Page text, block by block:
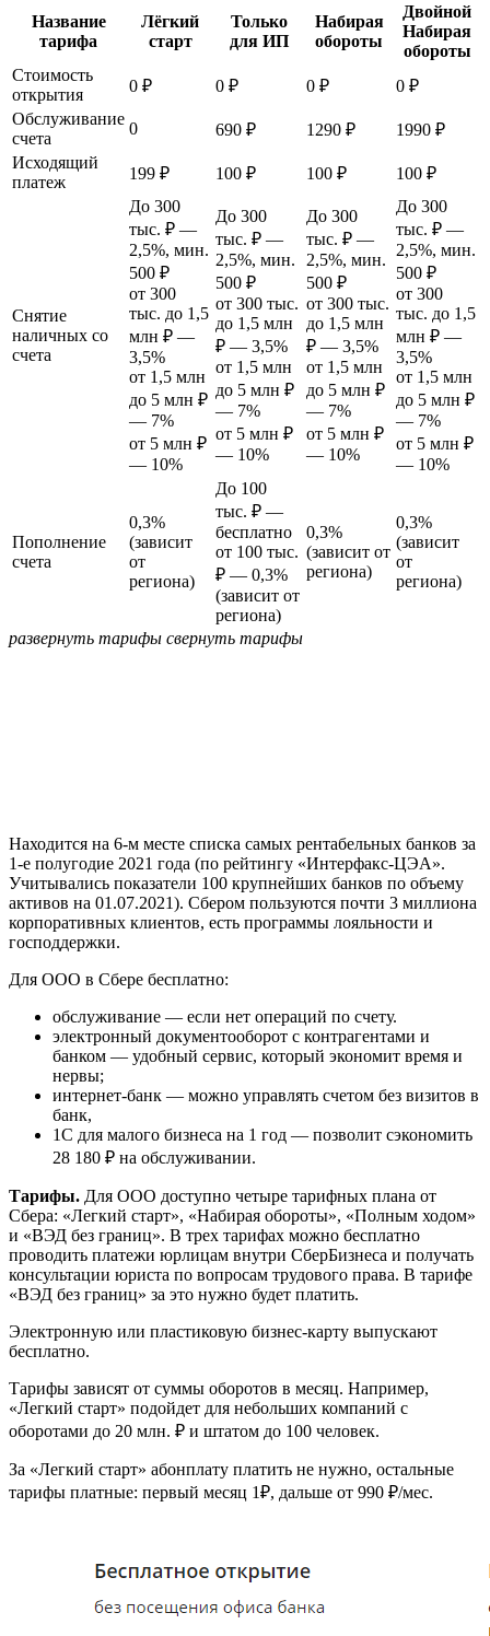
Название
тарифа
Лёгкий
старт
Только
для ИП
Набирая
обороты
Двойной
Набирая
обороты
Стоимость
открытия
0 ₽ 0 ₽ 0 ₽
0 ₽
Обслуживание
счета
0 690 ₽ 1290 ₽
1990 ₽
Исходящий
платеж
199 ₽ 100 ₽ 100 ₽ 100 ₽
Снятие
наличных со
счета
До 300
тыс. ₽ —
2,5%, мин.
500 ₽
от 300
тыс. до 1,5
млн ₽ —
3,5%
от 1,5 млн
до 5 млн ₽
— 7%
от 5 млн ₽
— 10%
До 300
тыс. ₽ —
2,5%, мин.
500 ₽
от 300 тыс.
до 1,5 млн
₽ — 3,5%
от 1,5 млн
до 5 млн ₽
— 7%
от 5 млн ₽
— 10%
До 300
тыс. ₽ —
2,5%, мин.
500 ₽
от 300 тыс.
до 1,5 млн
₽ — 3,5%
от 1,5 млн
до 5 млн ₽
— 7%
от 5 млн ₽
— 10%
До 300
тыс. ₽ —
2,5%, мин.
500 ₽
от 300
тыс. до 1,5
млн ₽ —
3,5%
от 1,5 млн
до 5 млн ₽
— 7%
от 5 млн ₽
— 10%
Пополнение
счета
0,3%
(зависит
от
региона)
До 100
тыс. ₽ —
бесплатно
от 100 тыс.
₽ — 0,3%
(зависит от
региона)
0,3%
(зависит от
региона)
0,3%
(зависит
от
региона)
развернуть тарифы свернуть тарифы
Находится на 6-м месте списка самых рентабельных банков за
1-е полугодие 2021 года (по рейтингу «Интерфакс-ЦЭА».
Учитывались показатели 100 крупнейших банков по объему
активов на 01.07.2021). Сбером пользуются почти 3 миллиона
корпоративных клиентов, есть программы лояльности и
господдержки.
Для ООО в Сбере бесплатно:
обслуживание — если нет операций по счету.
электронный документооборот с контрагентами и
банком — удобный сервис, который экономит время и
нервы;
интернет-банк — можно управлять счетом без визитов в
банк,
1С для малого бизнеса на 1 год — позволит сэкономить
28 180 ₽ на обслуживании.
Тарифы. Для ООО доступно четыре тарифных плана от
Сбера: «Легкий старт», «Набирая обороты», «Полным ходом»
и «ВЭД без границ». В трех тарифах можно бесплатно
проводить платежи юрлицам внутри СберБизнеса и получать
консультации юриста по вопросам трудового права. В тарифе
«ВЭД без границ» за это нужно будет платить.
Электронную или пластиковую бизнес-карту выпускают
бесплатно.
Тарифы зависят от суммы оборотов в месяц. Например,
«Легкий старт» подойдет для небольших компаний с
оборотами до 20 млн. ₽ и штатом до 100 человек.
За «Легкий старт» абонплату платить не нужно, остальные
тарифы платные: первый месяц 1₽, дальше от 990 ₽/мес.